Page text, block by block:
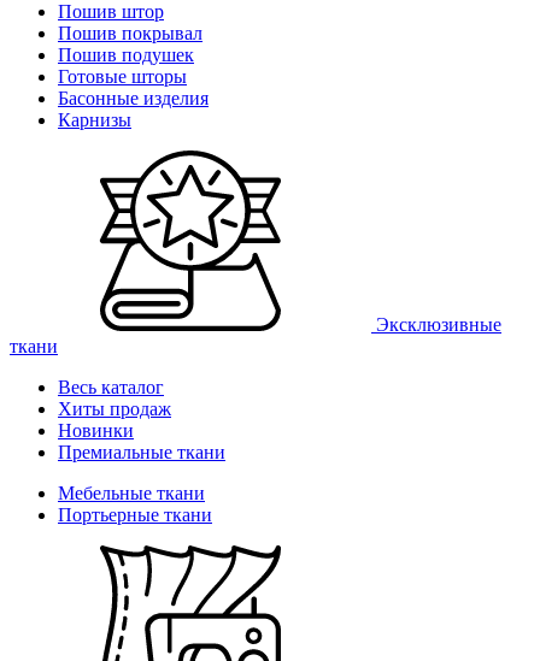
Пошив штор
Пошив покрывал
Пошив подушек
Готовые шторы
Басонные изделия
Карнизы
Эксклюзивные
ткани
Весь каталог
Хиты продаж
Новинки
Премиальные ткани
Мебельные ткани
Портьерные ткани